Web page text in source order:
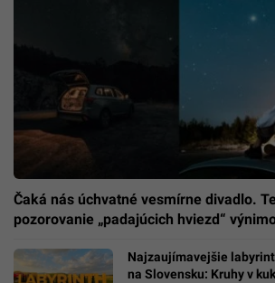
Čaká nás úchvatné vesmírne divadlo.
pozorovanie „padajúcich hviezd“
Najzaujímavejšie
na Slovensku: Kruhy v